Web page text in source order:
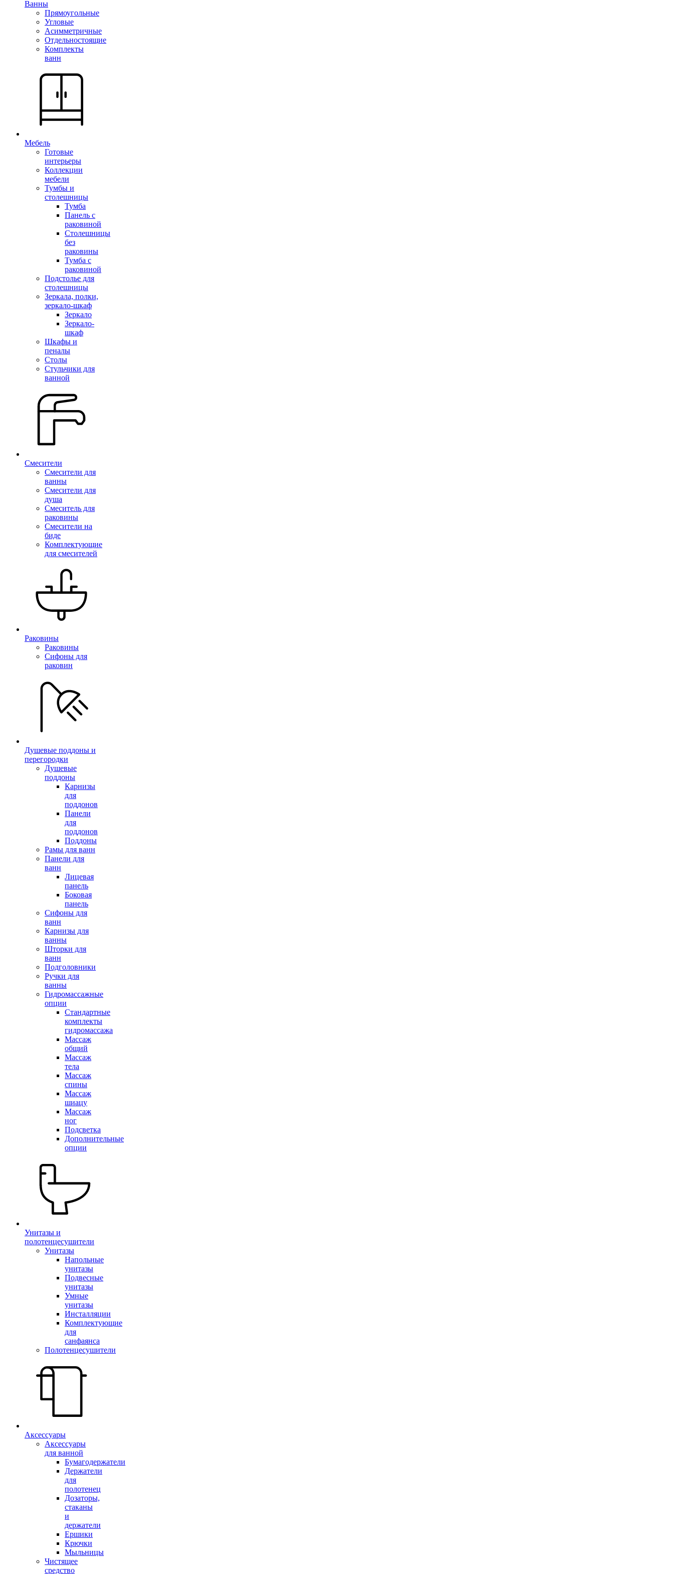
Ванны
Прямоугольные
Угловые
Асимметричные
Отдельностоящие
Комплекты
ванн
Мебель
Готовые
интерьеры
Коллекции
мебели
Тумбы и
столешницы
Тумба
Панель с
раковиной
Столешницы
без
раковины
Тумба с
раковиной
Подстолье для
столешницы
Зеркала, полки,
зеркало-шкаф
Зеркало
Зеркало-
шкаф
Шкафы и
пеналы
Столы
Стульчики для
ванной
Смесители
Смесители для
ванны
Смесители для
душа
Смеситель для
раковины
Смесители на
биде
Комплектующие
для смесителей
Раковины
Раковины
Сифоны для
раковин
Душевые поддоны и
перегородки
Душевые
поддоны
Карнизы
для
поддонов
Панели
для
поддонов
Поддоны
Рамы для ванн
Панели для
ванн
Лицевая
панель
Боковая
панель
Сифоны для
ванн
Карнизы для
ванны
Шторки для
ванн
Подголовники
Ручки для
ванны
Гидромассажные
опции
Стандартные
комплекты
гидромассажа
Массаж
общий
Массаж
тела
Массаж
спины
Массаж
шиацу
Массаж
ног
Подсветка
Дополнительные
опции
Унитазы и
полотенцесушители
Унитазы
Напольные
унитазы
Подвесные
унитазы
Умные
унитазы
Инсталляции
Комплектующие
для
санфаянса
Полотенцесушители
Аксессуары
Аксессуары
для ванной
Бумагодержатели
Держатели
для
полотенец
Дозаторы,
стаканы
и
держатели
Ершики
Крючки
Мыльницы
Чистящее
средство